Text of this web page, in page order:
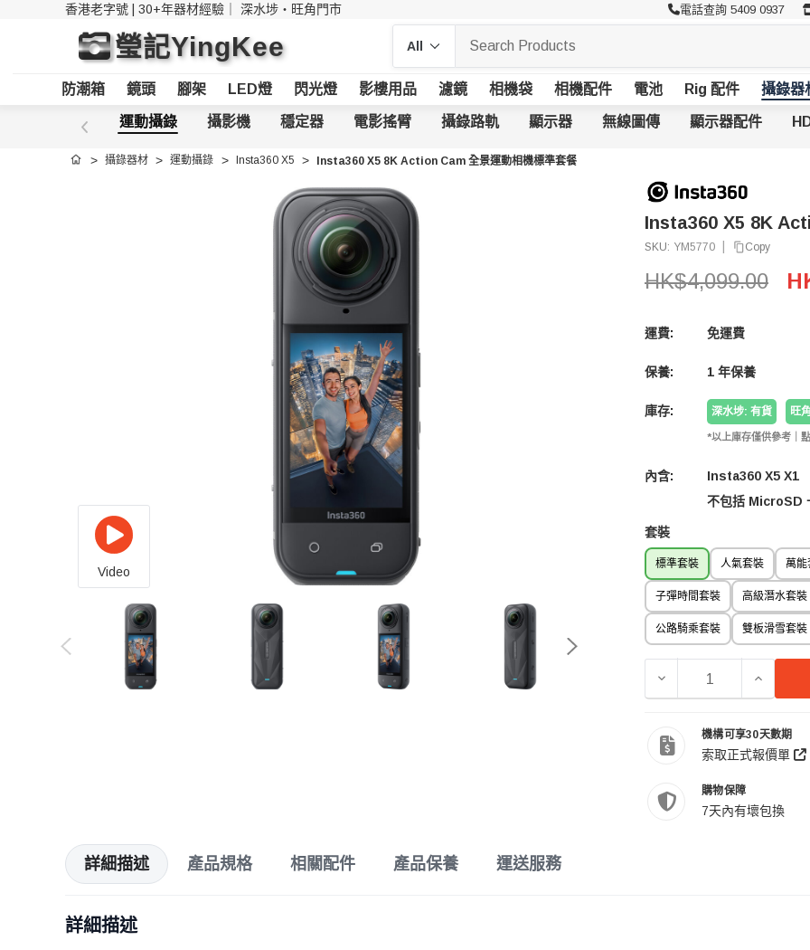
香港老字號 | 30+年器材經驗｜ 深水埗・旺角門市 電話查詢 5409 0937
瑩記YingKee
防潮箱 鏡頭 腳架 LED燈 閃光燈 影樓用品 濾鏡 相機袋 相機配件 電池 Rig 配件 攝錄器
運動攝錄 攝影機 穩定器 電影搖臂 攝錄路軌 顯示器 無線圖傳 顯示器配件
首頁 攝錄器材 運動攝錄 Insta360 X5 Insta360 X5 8K Action Cam 全景運動相機標準套餐
Video
Insta360 X5 8K
SKU: YM5770 Copy
HK$4,099.00
運費: 免運費
保養: 1 年保養
庫存: 深水埗: 有貨 旺
*以上庫存僅供參考｜
內含:
Insta360 X5 X1
不包括 MicroSD
套裝
標準套裝 人氣套裝 萬能
子彈時間套裝 高級潛水套裝
公路騎乘套裝 雙板滑雪套裝
減少 INSTA360 X5 8K
增加
機構可享30天數期
索取正式報價單
購物保障
7天內有壞包換
詳細描述 產品規格 相關配件 產品保養 運送服務
詳細描述